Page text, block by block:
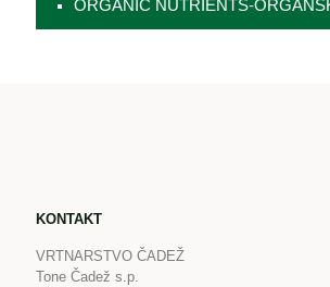
ORGANIC NUTRIENTS-
KONTAKT
VRTNARSTVO ČADEŽ
Tone Čadež s.p.